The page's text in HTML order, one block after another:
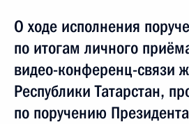
О ходе исполнения
по итогам личного
видео-конференц-связи
Республики Татарстан,
по поручению